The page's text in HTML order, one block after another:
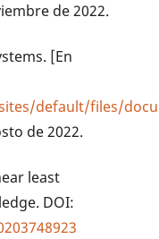
de 2022.
[En
default/files/
de 2022.
least
DOI: